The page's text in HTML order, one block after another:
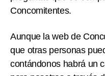
Concomitentes.
Aunque la web de
que otras personas
contándonos habrá un